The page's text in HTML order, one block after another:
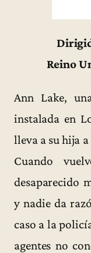
Reino
Ann Lake,
instalada en
lleva a su hija
Cuando
desaparecido
y nadie da
caso a la
agentes no